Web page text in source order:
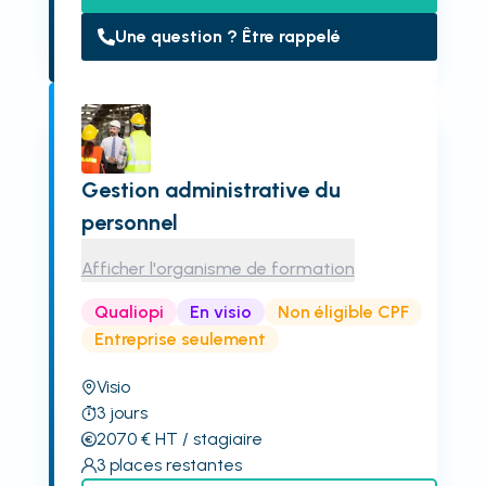
Une question ? Être rappelé
Gestion administrative du
personnel
Afficher l'organisme de formation
Qualiopi En visio
Non éligible CPF
Entreprise seulement
Visio
3 jours
2070€ HT / stagiaire
3 places restantes